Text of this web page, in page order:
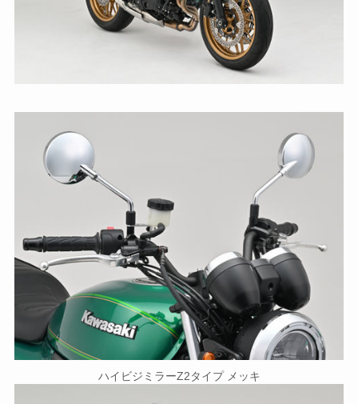
ハイビジミラーZ2タイプ メッキ